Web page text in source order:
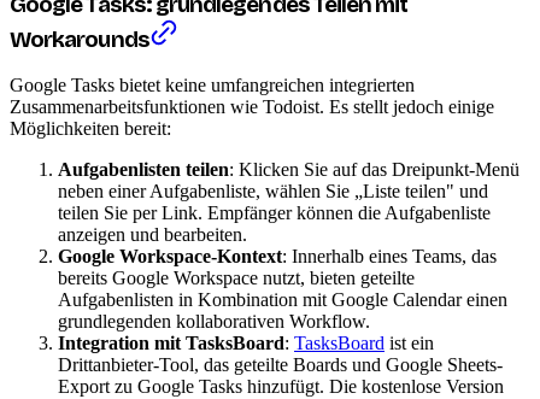
Workarounds
Google Tasks bietet keine umfangreichen integrierten
Zusammenarbeitsfunktionen wie Todoist. Es stellt jedoch einige
Möglichkeiten bereit:
Aufgabenlisten teilen: Klicken Sie auf das Dreipunkt-Menü
neben einer Aufgabenliste, wählen Sie „Liste teilen" und
teilen Sie per Link. Empfänger können die Aufgabenliste
anzeigen und bearbeiten.
Google Workspace-Kontext: Innerhalb eines Teams, das
bereits Google Workspace nutzt, bieten geteilte
Aufgabenlisten in Kombination mit Google Calendar einen
grundlegenden kollaborativen Workflow.
Integration mit TasksBoard: TasksBoard ist ein
Drittanbieter-Tool, das geteilte Boards und Google Sheets-
Export zu Google Tasks hinzufügt. Die kostenlose Version